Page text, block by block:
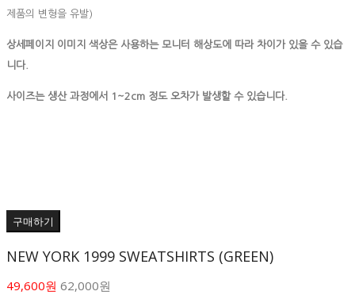
제품의 변형을 유발)
상세페이지 이미지 색상은 사용하는 모니터 해상도에 따라 차이가 있을 수 있습
니다.
사이즈는 생산 과정에서 1~2cm 정도 오차가 발생할 수 있습니다.
구매하기
NEW YORK 1999 SWEATSHIRTS (GREEN)
49,600원 62,000원